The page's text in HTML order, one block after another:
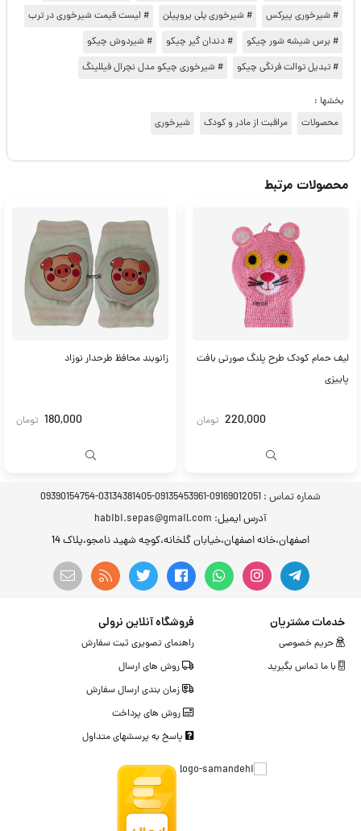
# شیرخوری پیرکس
# شیرخوری پلی پروپیلن
# لیست قیمت شیرخوری در ترب
# برس شیشه شور چیکو
# دندان گیر چیکو
# شیردوش چیکو
# تبدیل توالت فرنگی چیکو
# شیرخوری چیکو مدل نچرال فیللینگ
بخشها :
محصولات
مراقبت از مادر و کودک شیرخوری
محصولات مرتبط
لیف حمام کودک طرح پلنگ صورتی بافت
پاییزی
220,000 تومان
زانوبند محافظ طرحدار نوزاد
180,000 تومان
شماره تماس : 09169012051-09135453961-03134381405-09390154754
آدرس ایمیل: habibi.sepas@gmail.com
اصفهان،خانه اصفهان،خیابان گلخانه،کوچه شهید نامجو،پلاک 14
خدمات مشتریان
حریم خصوصی
با ما تماس بگیرید
فروشگاه آنلاین نرولی
راهنمای تصویری ثبت سفارش
روش های ارسال
زمان بندی ارسال سفارش
روش های پرداخت
پاسخ به پرسشهای متداول